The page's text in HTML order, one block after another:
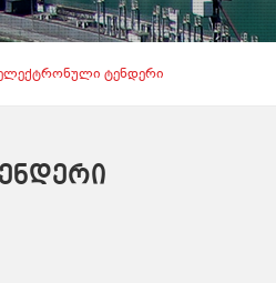
Ტენდერი